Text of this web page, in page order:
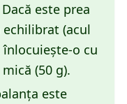
este prea
(acul
o cu
(50 g).
este